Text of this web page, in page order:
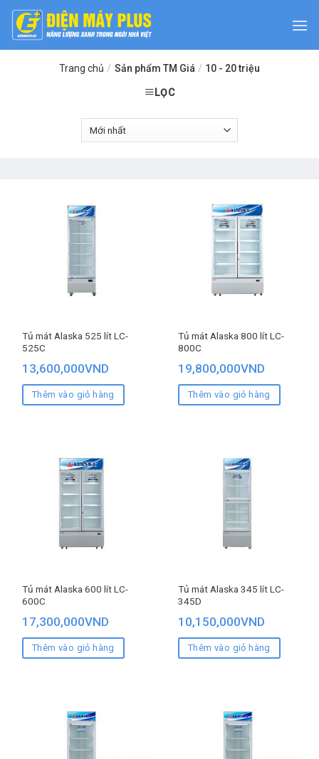
Skip
content
Trang chủ / Sản phẩm TM Giá / 10 - 20 triệu
LỌC
Tủ mát Alaska 525 lít LC-
525C
13,600,000VND
Thêm vào giỏ hàng
Tủ mát Alaska 800 lít LC-
800C
19,800,000VND
Thêm vào giỏ hàng
Tủ mát Alaska 600 lít LC-
600C
17,300,000VND
Thêm vào giỏ hàng
Tủ mát Alaska 345 lít LC-
345D
10,150,000VND
Thêm vào giỏ hàng